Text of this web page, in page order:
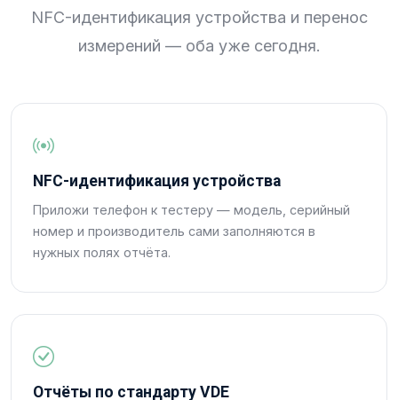
NFC-идентификация устройства и перенос
измерений — оба уже сегодня.
NFC-идентификация устройства
Приложи телефон к тестеру — модель, серийный
номер и производитель сами заполняются в
нужных полях отчёта.
Отчёты по стандарту VDE